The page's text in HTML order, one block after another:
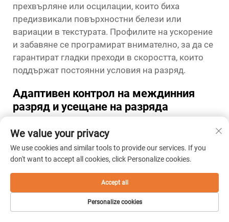
прехвърляне или осцилации, които биха
предизвикали повърхностни белези или
вариации в текстурата. Профилите на ускорение
и забавяне се програмират внимателно, за да се
гарантират гладки преходи в скоростта, които
поддържат постоянни условия на разряд.
Адаптивен контрол на междинния
разряд и усещане на разряда
Системата за контрол на междинния зазор
представлява, вероятно, най-критичния елемент
за постигане на гладки повърхностни финиши от
машините за рязане с жица. Тази система
непрекъснато следи условията на разряд чрез
измерване на напрежението и тока и регулира
скоростта на сервоподаване, за да поддържа
оптимално разстояние на зазора за стабилно
We value your privacy
We use cookies and similar tools to provide our services. If you
don't want to accept all cookies, click Personalize cookies.
Personalize cookies
Accept all